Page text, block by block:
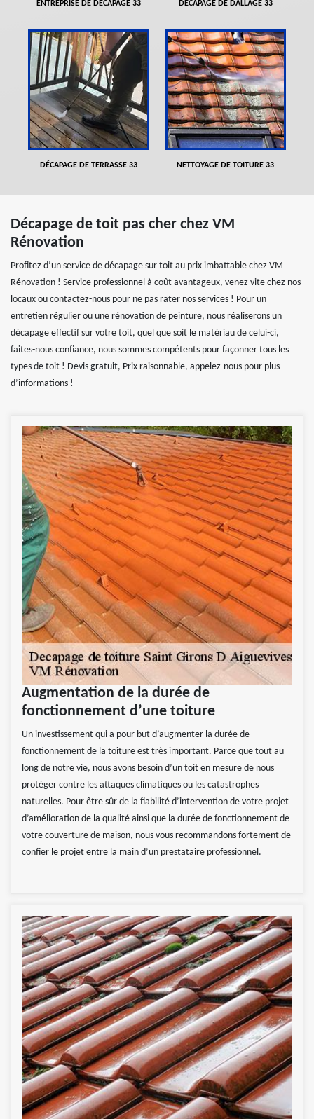
ENTREPRISE DE DÉCAPAGE 33 DÉCAPAGE DE DALLAGE 33
DÉCAPAGE DE TERRASSE 33 NETTOYAGE DE TOITURE 33
Décapage de toit pas cher chez VM
Rénovation
Profitez d’un service de décapage sur toit au prix imbattable chez VM
Rénovation ! Service professionnel à coût avantageux, venez vite chez nos
locaux ou contactez-nous pour ne pas rater nos services ! Pour un
entretien régulier ou une rénovation de peinture, nous réaliserons un
décapage effectif sur votre toit, quel que soit le matériau de celui-ci,
faites-nous confiance, nous sommes compétents pour façonner tous les
types de toit ! Devis gratuit, Prix raisonnable, appelez-nous pour plus
d’informations !
Augmentation de la durée de
fonctionnement d’une toiture
Un investissement qui a pour but d’augmenter la durée de
fonctionnement de la toiture est très important. Parce que tout au
long de notre vie, nous avons besoin d’un toit en mesure de nous
protéger contre les attaques climatiques ou les catastrophes
naturelles. Pour être sûr de la fiabilité d’intervention de votre projet
d’amélioration de la qualité ainsi que la durée de fonctionnement de
votre couverture de maison, nous vous recommandons fortement de
confier le projet entre la main d’un prestataire professionnel.